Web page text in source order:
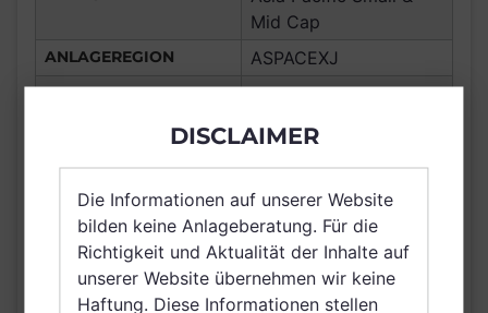
Mid Cap
ANLAGEREGION ASPACEXJ
ERTRAGSTYP thesaurierend
EUR
VERTRIEBSZULASSUNG
Frankreich,
Deutschland, Spanien,
Luxemburg, Schweiz,
Singapur
AUSGABEAUFSCHLAG 5,00%
DISCLAIMER
Die Informationen auf unserer Website
bilden keine Anlageberatung. Für die
Richtigkeit und Aktualität der Inhalte auf
unserer Website übernehmen wir keine
Haftung. Diese Informationen stellen